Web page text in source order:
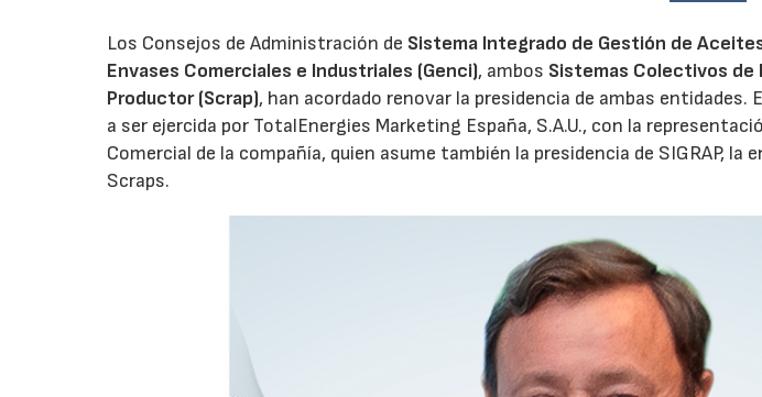
Los Consejos de Administración de Sistema Integrado de Gestión de
Envases Comerciales e Industriales (Genci), ambos Sistemas Colectivos de
Productor (Scrap), han acordado renovar la presidencia de ambas entidades.
a ser ejercida por TotalEnergies Marketing España, S.A.U., con la
Comercial de la compañía, quien asume también la presidencia de SIGRAP, la
Scraps.